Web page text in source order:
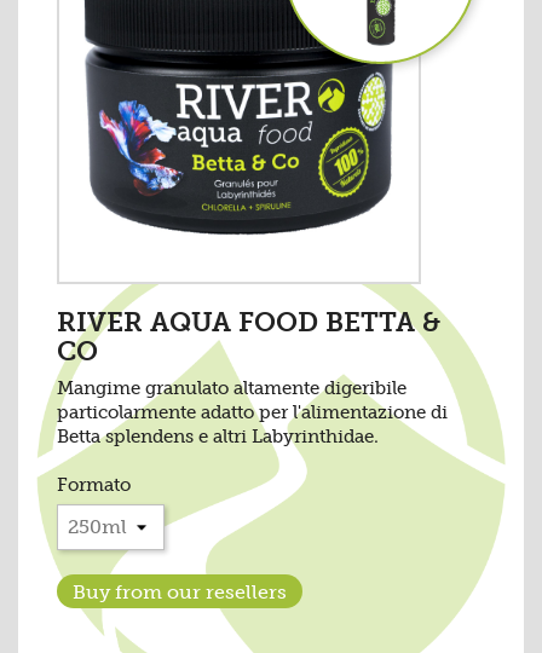
RIVER AQUA FOOD BETTA &
CO
Mangime granulato altamente digeribile
particolarmente adatto per l'alimentazione di
Betta splendens e altri Labyrinthidae.
Formato
Buy from our resellers